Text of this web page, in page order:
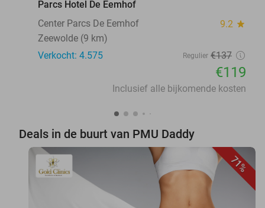
Parcs Hotel De Eemhof
Center Parcs De Eemhof
9.2 star
Zeewolde (9 km)
Verkocht: 4.575
Regulier €137
€119
Inclusief alle bijkomende kosten
Deals in de buurt van PMU Daddy
71%